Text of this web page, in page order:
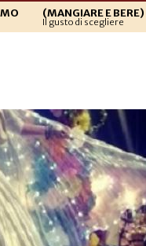
(MANGIARE E BERE)
Il gusto di scegliere